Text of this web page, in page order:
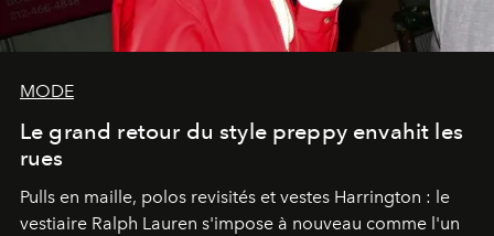
MODE
Le grand retour du style preppy envahit les
rues
Pulls en maille, polos revisités et vestes Harrington : le
vestiaire Ralph Lauren s'impose à nouveau comme l'un